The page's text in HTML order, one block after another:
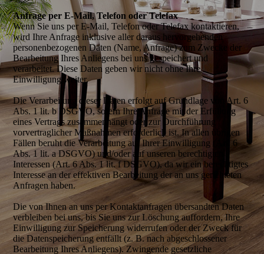
Anfrage per E-Mail, Telefon oder Telefax
Wenn Sie uns per E-Mail, Telefon oder Telefax kontaktieren,
wird Ihre Anfrage inklusive aller daraus hervorgehenden
personenbezogenen Daten (Name, Anfrage) zum Zwecke der
Bearbeitung Ihres Anliegens bei uns gespeichert und
verarbeitet. Diese Daten geben wir nicht ohne Ihre
Einwilligung weiter.
Die Verarbeitung dieser Daten erfolgt auf Grundlage von Art. 6
Abs. 1 lit. b DSGVO, sofern Ihre Anfrage mit der Erfüllung
eines Vertrags zusammenhängt oder zur Durchführung
vorvertraglicher Maßnahmen erforderlich ist. In allen übrigen
Fällen beruht die Verarbeitung auf Ihrer Einwilligung (Art. 6
Abs. 1 lit. a DSGVO) und/oder auf unseren berechtigten
Interessen (Art. 6 Abs. 1 lit. f DSGVO), da wir ein berechtigtes
Interesse an der effektiven Bearbeitung der an uns gerichteten
Anfragen haben.
Die von Ihnen an uns per Kontaktanfragen übersandten Daten
verbleiben bei uns, bis Sie uns zur Löschung auffordern, Ihre
Einwilligung zur Speicherung widerrufen oder der Zweck für
die Datenspeicherung entfällt (z. B. nach abgeschlossener
Bearbeitung Ihres Anliegens). Zwingende gesetzliche